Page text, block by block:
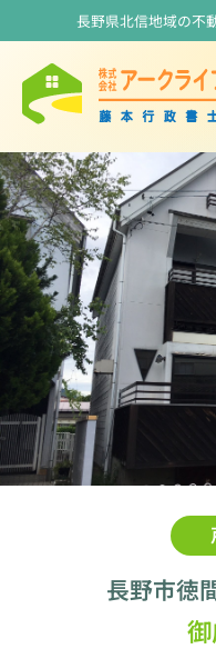
長野県北信地域の不
長野市徳